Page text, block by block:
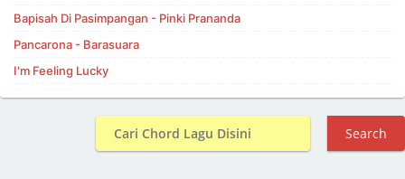
Bapisah Di Pasimpangan - Pinki Prananda
Pancarona - Barasuara
I'm Feeling Lucky
Search